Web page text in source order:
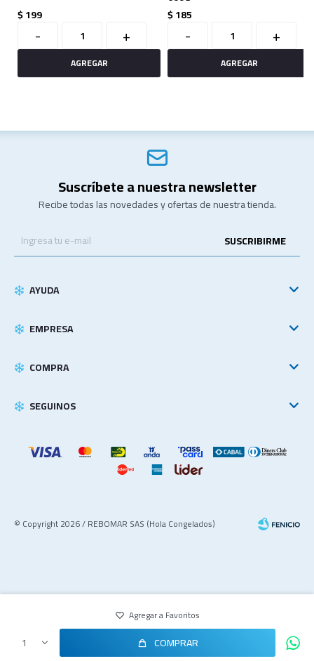
1 COMPRAR
$199
- +
$185
- +
Suscríbete a nuestra newsletter
Recibe todas las novedades y ofertas de nuestra tienda.
SUSCRIBIRME
AYUDA
EMPRESA
COMPRA
SEGUINOS
© Copyright 2026 / REBOMAR SAS (Hola Congelados)